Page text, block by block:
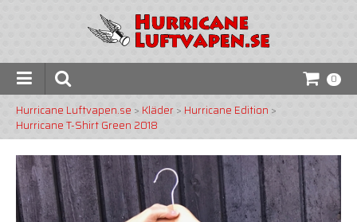
0
Hurricane Luftvapen.se > Kläder> Hurricane Edition >
Hurricane T-Shirt Green 2018